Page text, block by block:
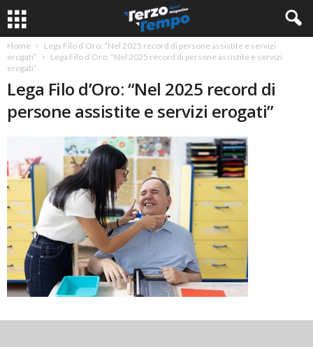
Home
Lega Filo d’Oro: “Nel 2025 record di persone assistite e servizi
erogati”
Lega Filo d’Oro: “Nel 2025 record di persone assistite e servizi
erogati”
Lega Filo d’Oro: “Nel 2025 record di
persone assistite e servizi erogati”